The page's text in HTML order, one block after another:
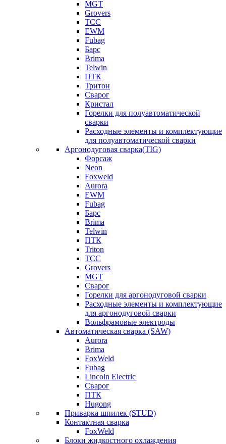
MGT
Grovers
ТСС
EWM
Fubag
Барс
Brima
Telwin
ПТК
Тритон
Сварог
Кристал
Горелки для полуавтоматической
сварки
Расходные элементы и комплектующие
для полуавтоматической сварки
Аргонодуговая сварка(TIG)
Форсаж
Neon
Foxweld
Aurora
EWM
Fubag
Барс
Brima
Telwin
ПТК
Triton
ТСС
Grovers
MGT
Сварог
Горелки для аргонодуговой сварки
Расходные элементы и комплектующие
для аргонодуговой сварки
Вольфрамовые электроды
Автоматическая сварка (SAW)
Aurora
Brima
FoxWeld
Fubag
Lincoln Electric
Сварог
ПТК
Hugong
Приварка шпилек (STUD)
Контактная сварка
FoxWeld
Блоки жидкостного охлаждения